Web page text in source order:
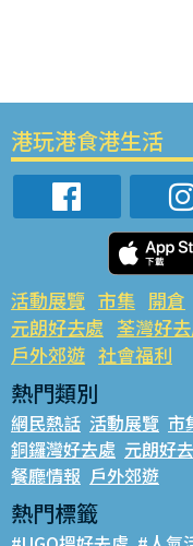
港玩港食港生活
活動展覽 市集 開倉
元朗好去處 荃灣好
戶外郊遊 社會福利
熱門類別
網民熱話 活動展覽 市
銅鑼灣好去處 元朗好
餐廳情報 戶外郊遊
熱門標籤